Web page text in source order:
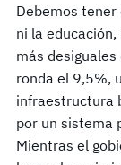
Debemos tener
ni la
más
ronda el 9,5%,
infraestructura
por un sistema
Mientras el